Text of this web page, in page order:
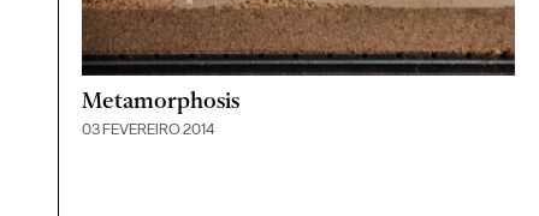
Metamorphosis
03 FEVEREIRO 2014